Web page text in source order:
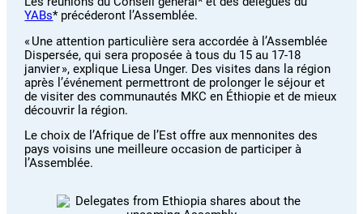
YABs* précéderont l’Assemblée.
« Une attention particulière sera accordée à l’Assemblée
Dispersée, qui sera proposée à tous du 15 au 17-18
janvier », explique Liesa Unger. Des visites dans la région
après l’événement permettront de prolonger le séjour et
de visiter des communautés MKC en Éthiopie et de mieux
découvrir la région.
Le choix de l’Afrique de l’Est offre aux mennonites des
pays voisins une meilleure occasion de participer à
l’Assemblée.